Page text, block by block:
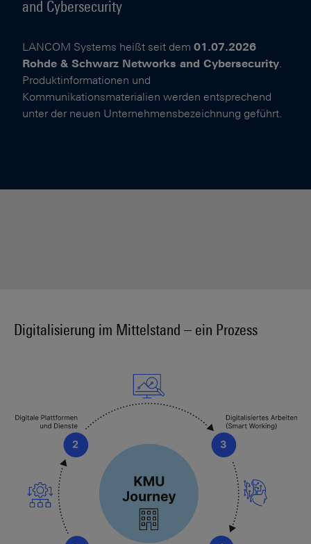
and Cybersecurity
LANCOM Systems heißt seit dem 01.07.2026
Rohde & Schwarz Networks and Cybersecurity.
Produktinformationen und
Kommunikationsmaterialien werden entsprechend
unter der neuen Unternehmensbezeichnung geführt.
Digitalisierung im Mittelstand – ein Prozess